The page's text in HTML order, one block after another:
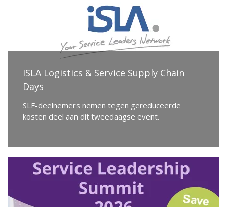
ISLA Logistics & Service Supply Chain
Days
SLF-deelnemers nemen tegen gereduceerde
kosten deel aan dit tweedaagse event.